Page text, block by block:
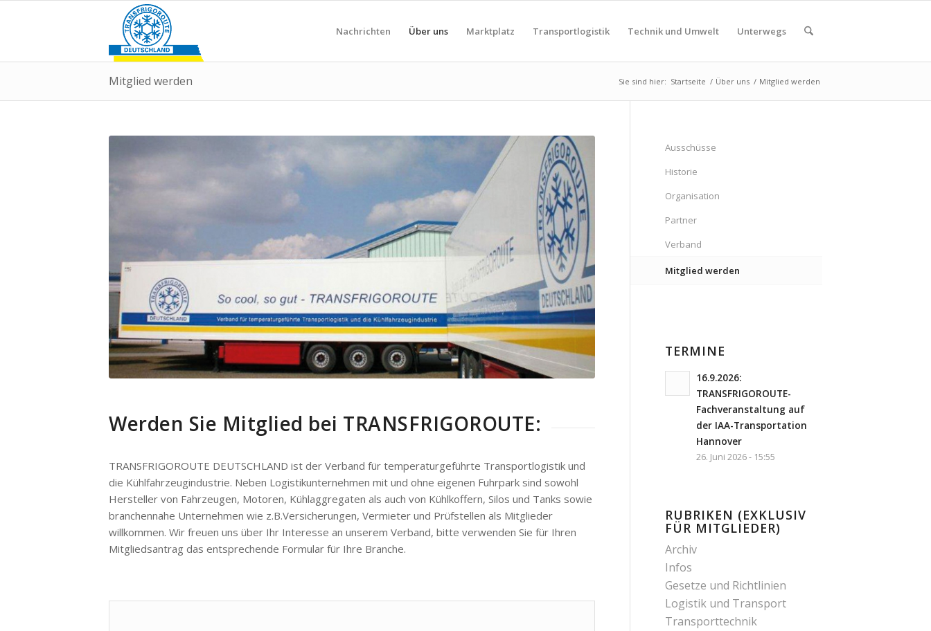
Nachrichten Über uns Marktplatz Transportlogistik Technik und Umwelt Unterwegs
Mitglied werden Sie sind hier: Startseite / Über uns / Mitglied werden
Werden Sie Mitglied bei TRANSFRIGOROUTE:
TRANSFRIGOROUTE DEUTSCHLAND ist der Verband für temperaturgeführte Transportlogistik und
die Kühlfahrzeugindustrie. Neben Logistikunternehmen mit und ohne eigenen Fuhrpark sind sowohl
Hersteller von Fahrzeugen, Motoren, Kühlaggregaten als auch von Kühlkoffern, Silos und Tanks sowie
branchennahe Unternehmen wie z.B.Versicherungen, Vermieter und Prüfstellen als Mitglieder
willkommen. Wir freuen uns über Ihr Interesse an unserem Verband, bitte verwenden Sie für Ihren
Mitgliedsantrag das entsprechende Formular für Ihre Branche.
Ausschüsse
Historie
Organisation
Partner
Verband
Mitglied werden
TERMINE
16.9.2026:
TRANSFRIGOROUTE-
Fachveranstaltung auf
der IAA-Transportation
Hannover
26. Juni 2026 - 15:55
RUBRIKEN (EXKLUSIV
FÜR MITGLIEDER)
Archiv
Infos
Gesetze und Richtlinien
Logistik und Transport
Transporttechnik